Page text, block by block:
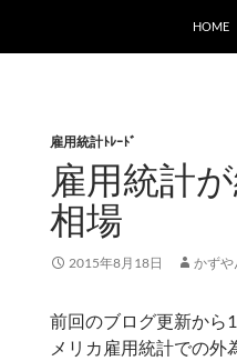
HOME
雇用統計ﾄﾚｰﾄﾞ
雇用統計
相場
2015年8月18日 かずや
前回のブログ更新から
メリカ雇用統計での外